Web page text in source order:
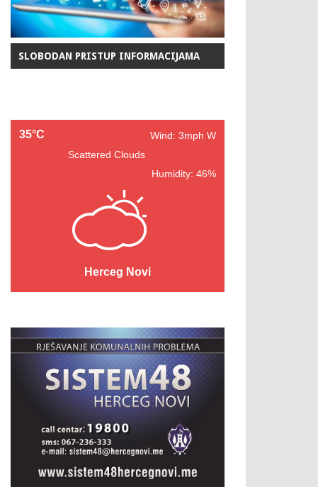
SLOBODAN PRISTUP INFORMACIJAMA
35°C
Wind: 3mph W
Scattered Clouds
Humidity: 46%
Herceg Novi